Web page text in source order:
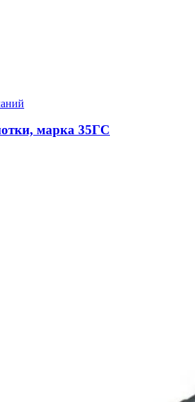
марка 35ГС